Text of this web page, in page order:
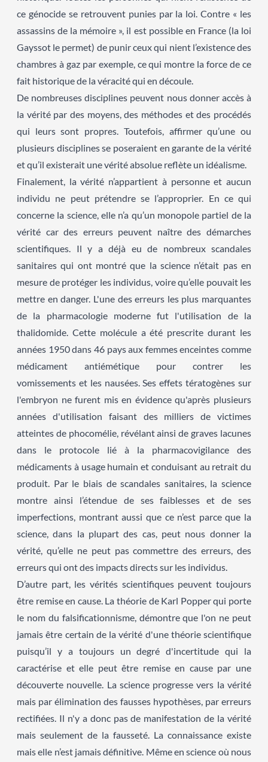
ce génocide se retrouvent punies par la loi. Contre « les
assassins de la mémoire », il est possible en France (la loi
Gayssot le permet) de punir ceux qui nient l’existence des
chambres à gaz par exemple, ce qui montre la force de ce
fait historique de la véracité qui en découle.
De nombreuses disciplines peuvent nous donner accès à
la vérité par des moyens, des méthodes et des procédés
qui leurs sont propres. Toutefois, affirmer qu’une ou
plusieurs disciplines se poseraient en garante de la vérité
et qu’il existerait une vérité absolue reflète un idéalisme.
Finalement, la vérité n’appartient à personne et aucun
individu ne peut prétendre se l’approprier. En ce qui
concerne la science, elle n’a qu’un monopole partiel de la
vérité car des erreurs peuvent naître des démarches
scientifiques. Il y a déjà eu de nombreux scandales
sanitaires qui ont montré que la science n’était pas en
mesure de protéger les individus, voire qu’elle pouvait les
mettre en danger. L'une des erreurs les plus marquantes
de la pharmacologie moderne fut l'utilisation de la
thalidomide. Cette molécule a été prescrite durant les
années 1950 dans 46 pays aux femmes enceintes comme
médicament antiémétique pour contrer les
vomissements et les nausées. Ses effets tératogènes sur
l'embryon ne furent mis en évidence qu'après plusieurs
années d'utilisation faisant des milliers de victimes
atteintes de phocomélie, révélant ainsi de graves lacunes
dans le protocole lié à la pharmacovigilance des
médicaments à usage humain et conduisant au retrait du
produit. Par le biais de scandales sanitaires, la science
montre ainsi l’étendue de ses faiblesses et de ses
imperfections, montrant aussi que ce n’est parce que la
science, dans la plupart des cas, peut nous donner la
vérité, qu’elle ne peut pas commettre des erreurs, des
erreurs qui ont des impacts directs sur les individus.
D’autre part, les vérités scientifiques peuvent toujours
être remise en cause. La théorie de Karl Popper qui porte
le nom du falsificationnisme, démontre que l'on ne peut
jamais être certain de la vérité d'une théorie scientifique
puisqu’il y a toujours un degré d'incertitude qui la
caractérise et elle peut être remise en cause par une
découverte nouvelle. La science progresse vers la vérité
mais par élimination des fausses hypothèses, par erreurs
rectifiées. Il n'y a donc pas de manifestation de la vérité
mais seulement de la fausseté. La connaissance existe
mais elle n’est jamais définitive. Même en science où nous